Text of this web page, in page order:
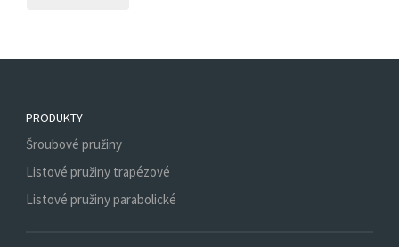
PRODUKTY
Šroubové pružiny
Listové pružiny trapézové
Listové pružiny parabolické